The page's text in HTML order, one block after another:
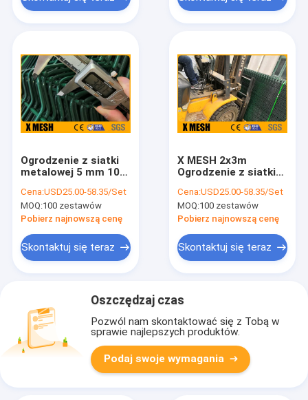
Ogrodzenie z siatki
metalowej 5 mm 100
ogrodzeniowe
zapobiegające
wspinaniu się
Cena:USD25.00-58.35/Set
MOQ:100 zestawów
Pobierz najnowszą cenę
Skontaktuj się teraz
X MESH 2x3m
Ogrodzenie z siatki
Ogrodzenie z siatki
metalowej ODM
Cena:USD25.00-58.35/Set
MOQ:100 zestawów
Pobierz najnowszą cenę
Skontaktuj się teraz
Oszczędzaj czas
Pozwól nam skontaktować się z Tobą w
sprawie najlepszych produktów.
Podaj swoje wymagania